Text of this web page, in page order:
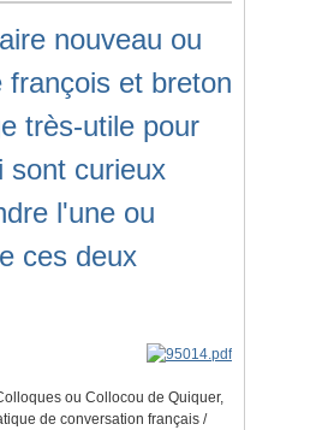
nouveau ou
françois et breton
très-utile pour
sont curieux
l'une ou
ces deux
ou Collocou de Quiquer,
de conversation français /